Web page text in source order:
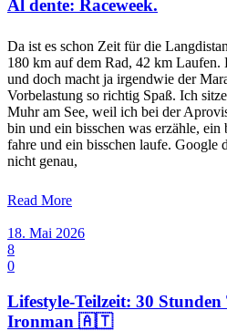
Al dente: Raceweek.
Da ist es schon Zeit für die
180 km auf dem Rad, 42 km Laufen.
und doch macht ja irgendwie der
Vorbelastung so richtig Spaß. Ich
Muhr am See, weil ich bei der
bin und ein bisschen was erzähle, ein
fahre und ein bisschen laufe. Google
nicht genau,
Read More
18. Mai 2026
8
0
Lifestyle-Teilzeit: 30
Ironman 🇦🇹